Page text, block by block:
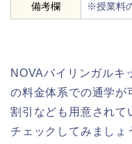
備考欄 ※授業料
NOVAバイリンガルキ
の料金体系での通学が
割引なども用意されて
チェックしてみましょ